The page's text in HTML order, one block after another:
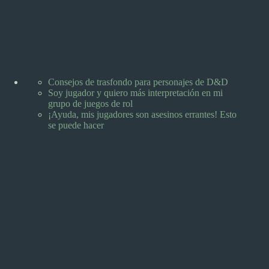
Consejos de trasfondo para personajes de D&D
Soy jugador y quiero más interpretación en mi
grupo de juegos de rol
¡Ayuda, mis jugadores son asesinos errantes! Esto
se puede hacer